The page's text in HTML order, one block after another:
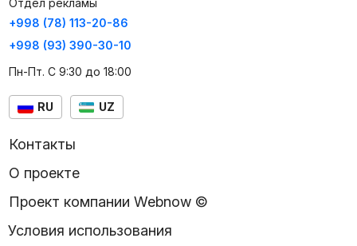
Отдел рекламы
+998 (78) 113-20-86
+998 (93) 390-30-10
Пн-Пт. С 9:30 до 18:00
RU UZ
Контакты
О проекте
Проект компании Webnow ©
Условия использования